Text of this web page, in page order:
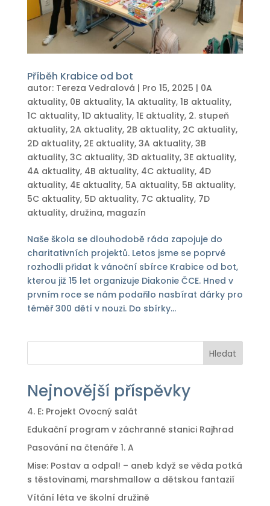
Příběh Krabice od bot
autor: Tereza Vedralová | Pro 15, 2025 | 0A
aktuality, 0B aktuality, 1A aktuality, 1B aktuality,
1C aktuality, 1D aktuality, 1E aktuality, 2. stupeň
aktuality, 2A aktuality, 2B aktuality, 2C aktuality,
2D aktuality, 2E aktuality, 3A aktuality, 3B
aktuality, 3C aktuality, 3D aktuality, 3E aktuality,
4A aktuality, 4B aktuality, 4C aktuality, 4D
aktuality, 4E aktuality, 5A aktuality, 5B aktuality,
5C aktuality, 5D aktuality, 7C aktuality, 7D
aktuality, družina, magazín
Naše škola se dlouhodobě ráda zapojuje do
charitativních projektů. Letos jsme se poprvé
rozhodli přidat k vánoční sbírce Krabice od bot,
kterou již 15 let organizuje Diakonie ČCE. Hned v
prvním roce se nám podařilo nasbírat dárky pro
téměř 300 dětí v nouzi. Do sbírky...
Hledat
Nejnovější příspěvky
4. E: Projekt Ovocný salát
Edukační program v záchranné stanici Rajhrad
Pasování na čtenáře 1. A
Mise: Postav a odpal! – aneb když se věda potká
s těstovinami, marshmallow a dětskou fantazií
Vítání léta ve školní družině